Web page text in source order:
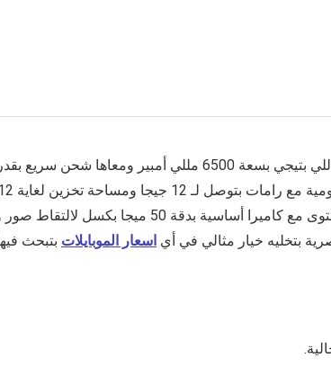
بدقة فائقة الوضوح 1268×2756 بكسل لتقدم تجربة مشاهدة مريحة
اسعار الموبايلات بتبحث